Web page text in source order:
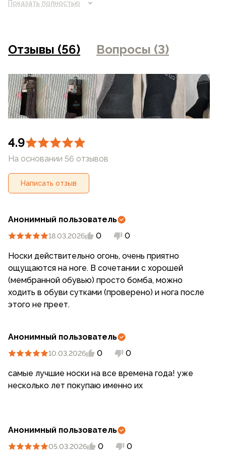
отличаться от реального цвета товара, что связано с
магазинах
Показать полностью
Отзывы (56) Вопросы (3)
4.9
На основании 56 отзывов
Написать отзыв
Анонимный пользователь
18.03.2026 0 0
Носки действительно огонь, очень приятно
ощущаются на ноге. В сочетании с хорошей
(мембранной обувью) просто бомба, можно
ходить в обуви сутками (проверено) и нога после
этого не преет.
Анонимный пользователь
10.03.2026 0 0
самые лучшие носки на все времена года! уже
несколько лет покупаю именно их
Анонимный пользователь
05.03.2026 0 0